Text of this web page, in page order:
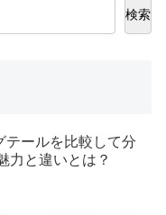
検索
テールを比較して分
力と違いとは？